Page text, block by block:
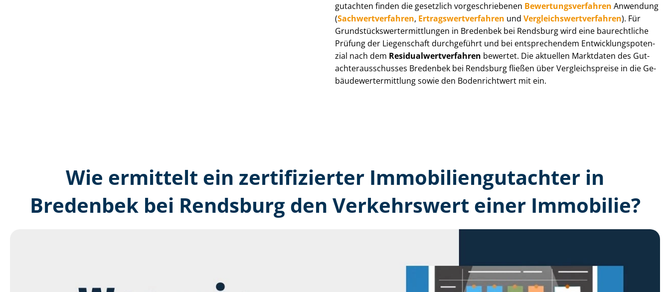
gut­ach­ten finden die gesetzlich vor­ge­schrie­be­nen Be­wer­tungs­ver­fah­ren Anwendung
(Sach­wert­ver­fah­ren, Er­trags­wert­ver­fah­ren und Ver­gleichs­wert­ver­fah­ren). Für
Grund­stücks­wert­ermitt­lun­gen in Bredenbek bei Rendsburg wird eine baurechtliche
Prüfung der Liegenschaft durchgeführt und bei entsprechendem Ent­wick­lungs­po­ten­
zi­al nach dem Re­si­du­al­wert­ver­fah­ren bewertet. Die aktuellen Marktdaten des Gut­
ach­ter­aus­schus­ses Bredenbek bei Rendsburg fließen über Ver­gleichs­prei­se in die Ge­
bäu­de­wert­ermitt­lung sowie den Bodenrichtwert mit ein.
Wie ermittelt ein zertifizierter Immobilien­gutachter in
Bredenbek bei Rendsburg den Verkehrswert einer Immobilie?